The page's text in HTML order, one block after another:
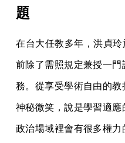
題
在台大任教多年，洪貞玲
前除了需照規定兼授一
務。從享受學術自由的
神秘微笑，說是學習適應
政治場域裡會有很多權力